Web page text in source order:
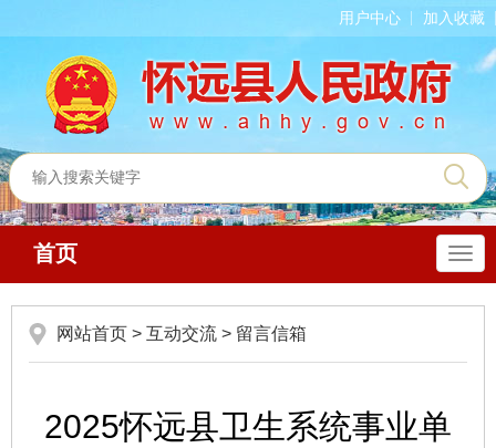
用户中心 加入收藏
导
航
首页
网站首页 > 互动交流 > 留言信箱
2025怀远县卫生系统事业单